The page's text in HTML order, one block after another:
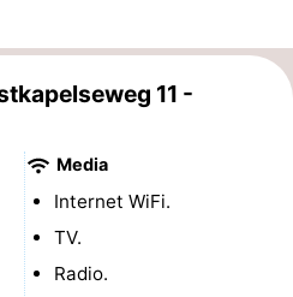
11 -
Media
Internet WiFi.
TV.
Radio.